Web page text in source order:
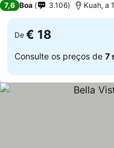
7,6 Boa 3.106 Kuah, a
De € 18
Consulte os preços de 7